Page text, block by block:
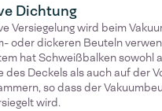
Dichtung
Versiegelung wird beim
oder dickeren Beuteln
hat Schweißbalken sowohl
des Deckels als auch auf der
so dass der
wird.